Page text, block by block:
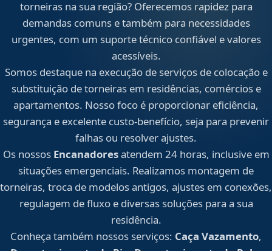
torneiras na sua região? Oferecemos rapidez para
demandas comuns e também para necessidades
urgentes, com um suporte técnico confiável e valores
acessíveis.
Somos destaque na execução de serviços de colocação e
substituição de torneiras em residências, comércios e
apartamentos. Nosso foco é proporcionar eficiência,
segurança e excelente custo-benefício, seja para prevenir
falhas ou resolver ajustes.
Os nossos Encanadoresatendem 24 horas, inclusive em
situações emergenciais. Realizamos montagem de
torneiras, troca de modelos antigos, ajustes em conexões,
regulagem de fluxo e diversas soluções para a sua
residência.
Conheça também nossos serviços: Caça Vazamento,